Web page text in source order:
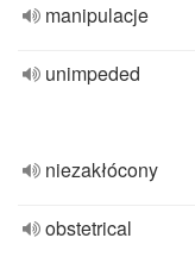
manipulacje
unimpeded
niezakłócony
obstetrical